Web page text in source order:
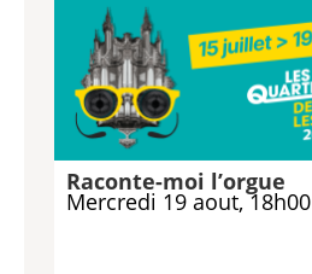
Raconte-moi l’orgue
Mercredi 19 aout, 18h00